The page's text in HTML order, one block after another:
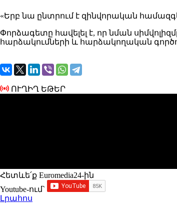
«Երբ նա ընտրում է զինվորական
Փորձագետը հավելել է, որ նման
հարձակումների և հարձակողական
ՈՒՂԻՂ ԵԹԵՐ
Հետևե՛ք Euromedia24-ին
Youtube-ում`
Լրահոս